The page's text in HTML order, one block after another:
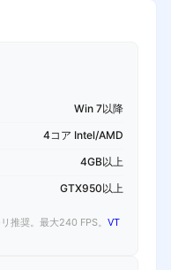
Win 7以降
4コア Intel/AMD
4GB以上
GTX950以上
推奨。最大240 FPS。 VT